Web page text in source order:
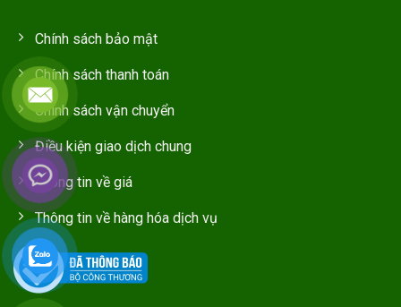
Chính sách bảo mật
Chính sách thanh toán
Chính sách vận chuyển
Điều kiện giao dịch chung
Thông tin về giá
Thông tin về hàng hóa dịch vụ